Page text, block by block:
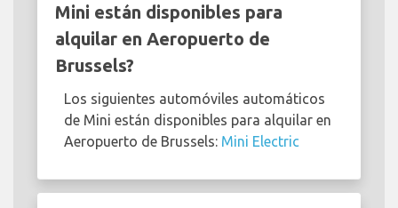
Mini están disponibles para
alquilar en Aeropuerto de
Brussels?
Los siguientes automóviles automáticos
de Mini están disponibles para alquilar en
Aeropuerto de Brussels: Mini Electric